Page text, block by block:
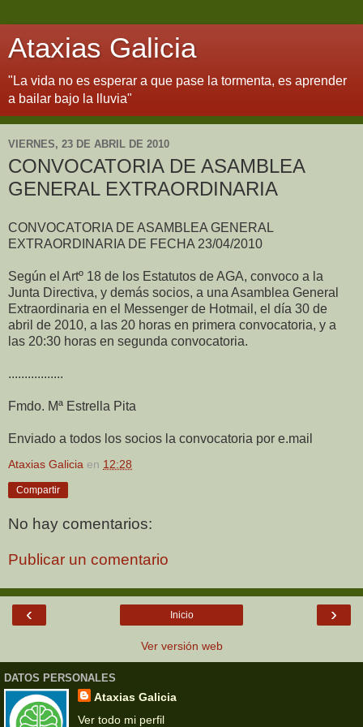
Ataxias Galicia
"La vida no es esperar a que pase la tormenta, es aprender
a bailar bajo la lluvia"
VIERNES, 23 DE ABRIL DE 2010
CONVOCATORIA DE ASAMBLEA
GENERAL EXTRAORDINARIA
CONVOCATORIA DE ASAMBLEA GENERAL
EXTRAORDINARIA DE FECHA 23/04/2010
Según el Artº 18 de los Estatutos de AGA, convoco a la
Junta Directiva, y demás socios, a una Asamblea General
Extraordinaria en el Messenger de Hotmail, el día 30 de
abril de 2010, a las 20 horas en primera convocatoria, y a
las 20:30 horas en segunda convocatoria.
.................
Fmdo. Mª Estrella Pita
Enviado a todos los socios la convocatoria por e.mail
Ataxias Galicia en 12:28
Compartir
No hay comentarios:
Publicar un comentario
‹ ›
Inicio
Ver versión web
DATOS PERSONALES
Ataxias Galicia
Ver todo mi perfil